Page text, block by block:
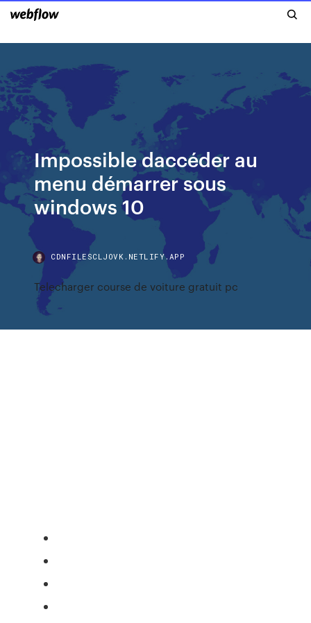
Impossible daccéder au
menu démarrer sous
windows 10
CDNFILESCLJOVK.NETLIFY.APP
Telecharger course de voiture gratuit pc